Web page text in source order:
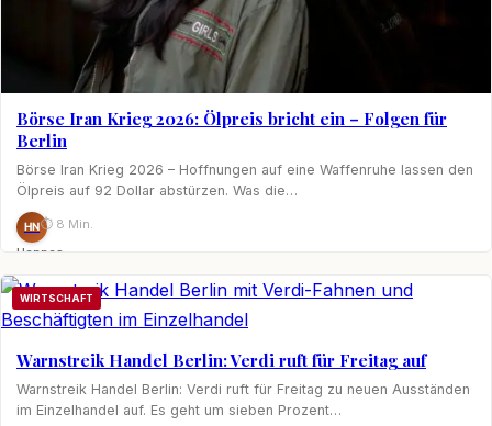
Börse Iran Krieg 2026: Ölpreis bricht ein – Folgen für
Berlin
Börse Iran Krieg 2026 – Hoffnungen auf eine Waffenruhe lassen den
Ölpreis auf 92 Dollar abstürzen. Was die…
HN
Hannes
⏱ 8 Min.
WIRTSCHAFT
Warnstreik Handel Berlin: Verdi ruft für Freitag auf
Warnstreik Handel Berlin: Verdi ruft für Freitag zu neuen Ausständen
im Einzelhandel auf. Es geht um sieben Prozent…